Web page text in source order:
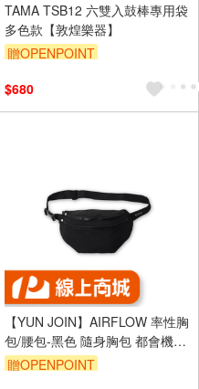
TAMA TSB12 六雙入鼓棒專用袋
多色款【敦煌樂器】
贈OPENPOINT
$680
【YUN JOIN】AIRFLOW 率性胸
包/腰包-黑色 隨身胸包 都會機能
風格
贈OPENPOINT